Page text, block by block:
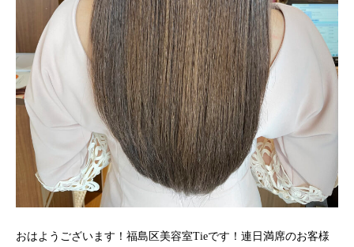
おはようございます！福島区美容室Tieです！連日満席のお客様